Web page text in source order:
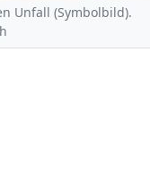
Unfall (Symbolbild).